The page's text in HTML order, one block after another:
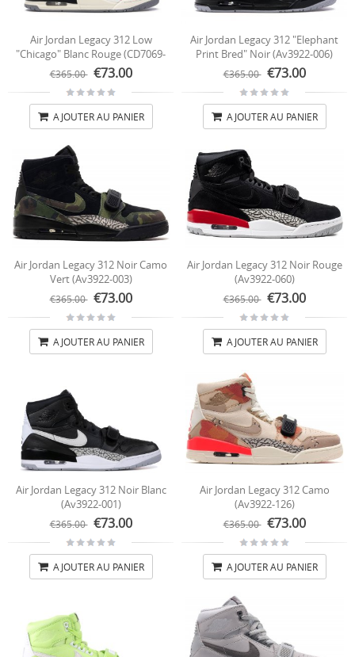
Air Jordan Legacy 312 Low
"Chicago" Blanc Rouge (CD7069-
106)
€365.00 €73.00
AJOUTER AU PANIER
Air Jordan Legacy 312 "Elephant
Print Bred" Noir (av3922-006)
€365.00 €73.00
AJOUTER AU PANIER
Air Jordan Legacy 312 Noir Camo
Vert (av3922-003)
€365.00 €73.00
AJOUTER AU PANIER
Air Jordan Legacy 312 Noir Rouge
(av3922-060)
€365.00 €73.00
AJOUTER AU PANIER
Air Jordan Legacy 312 Noir Blanc
(av3922-001)
€365.00 €73.00
AJOUTER AU PANIER
Air Jordan Legacy 312 Camo
(av3922-126)
€365.00 €73.00
AJOUTER AU PANIER